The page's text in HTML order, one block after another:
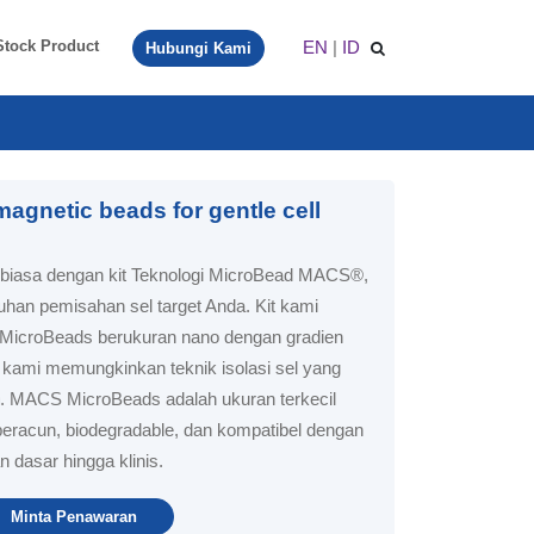
Product Hubungi Kami EN | ID
beads for gentle cell
dengan kit Teknologi MicroBead MACS®,
pemisahan sel target Anda. Kit kami
berukuran nano dengan gradien
memungkinkan teknik isolasi sel yang
MACS MicroBeads adalah ukuran terkecil
biodegradable, dan kompatibel dengan
dasar hingga klinis.
Minta Penawaran